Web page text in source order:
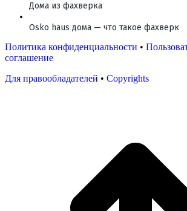
Дома из фахверка
Osko haus дома — что такое фахверк
Политика конфиденциальности •
соглашение
Для правообладателей • Copyrights